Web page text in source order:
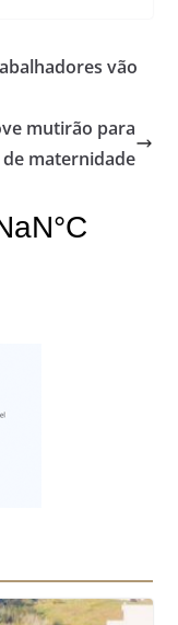
vão
mutirão para
maternidade